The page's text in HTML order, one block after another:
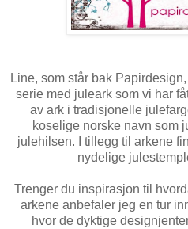
Line, som står bak
serie med juleark som vi har
av ark i tradisjonelle
koselige norske navn som
julehilsen. I tillegg til arkene
nydelige
Trenger du inspirasjon til
arkene anbefaler jeg en tur
hvor de dyktige